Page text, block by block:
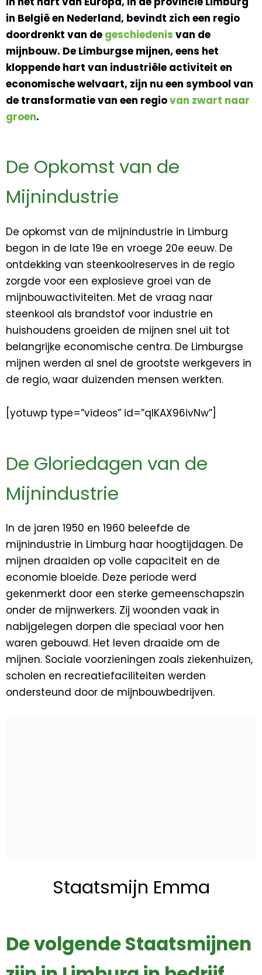
in België en Nederland, bevindt zich een regio
doordrenkt van de geschiedenis van de
mijnbouw. De Limburgse mijnen, eens het
kloppende hart van industriële activiteit en
economische welvaart, zijn nu een symbool van
de transformatie van een regiovan zwart naar
groen.
De Opkomst van de
Mijnindustrie
De opkomst van de mijnindustrie in Limburg
begon in de late 19e en vroege 20e eeuw. De
ontdekking van steenkoolreserves in de regio
zorgde voor een explosieve groei van de
mijnbouwactiviteiten. Met de vraag naar
steenkool als brandstof voor industrie en
huishoudens groeiden de mijnen snel uit tot
belangrijke economische centra. De Limburgse
mijnen werden al snel de grootste werkgevers in
de regio, waar duizenden mensen werkten.
[yotuwp type=”videos” id=”qIKAX96ivNw”]
De Gloriedagen van de
Mijnindustrie
In de jaren 1950 en 1960 beleefde de
mijnindustrie in Limburg haar hoogtijdagen. De
mijnen draaiden op volle capaciteit en de
economie bloeide. Deze periode werd
gekenmerkt door een sterke gemeenschapszin
onder de mijnwerkers. Zij woonden vaak in
nabijgelegen dorpen die speciaal voor hen
waren gebouwd. Het leven draaide om de
mijnen. Sociale voorzieningen zoals ziekenhuizen,
scholen en recreatiefaciliteiten werden
ondersteund door de mijnbouwbedrijven.
Staatsmijn Emma
De volgende Staatsmijnen